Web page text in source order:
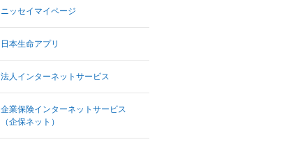
ニッセイマイページ
日本生命アプリ
法人インターネットサービス
企業保険インターネットサービス
（企保ネット）